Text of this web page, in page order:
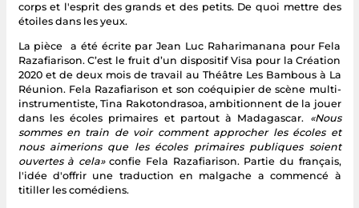
corps et l'esprit des grands et des petits. De quoi mettre des
étoiles dans les yeux.
La pièce a été écrite par Jean Luc Raharimanana pour Fela
Razafiarison. C’est le fruit d’un dispositif Visa pour la Création
2020 et de deux mois de travail au Théâtre Les Bambous à La
Réunion. Fela Razafiarison et son coéquipier de scène multi-
instrumentiste, Tina Rakotondrasoa, ambitionnent de la jouer
dans les écoles primaires et partout à Madagascar. «Nous
sommes en train de voir comment approcher les écoles et
nous aimerions que les écoles primaires publiques soient
ouvertes à cela»confie Fela Razafiarison. Partie du français,
l'idée d'offrir une traduction en malgache a commencé à
titiller les comédiens.